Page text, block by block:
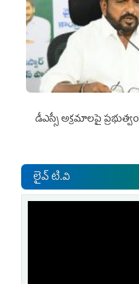
డీఎస్సీ అక్రమాలపై
లైవ్ టి.వి